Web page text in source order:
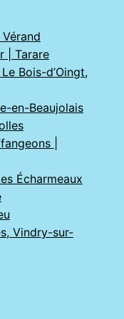
| Tarare
Bois-d’Oingt,
en-Beaujolais
|
Écharmeaux
Vindry-sur-